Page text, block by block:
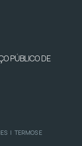
PÚBLICO DE
| TERMOS E